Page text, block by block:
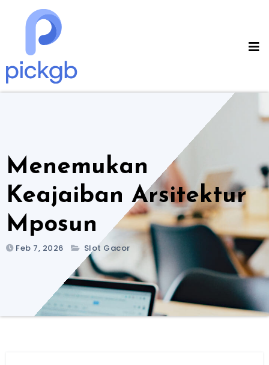
Menemukan
Keajaiban Arsitektur
Mposun
Feb 7, 2026 Slot Gacor